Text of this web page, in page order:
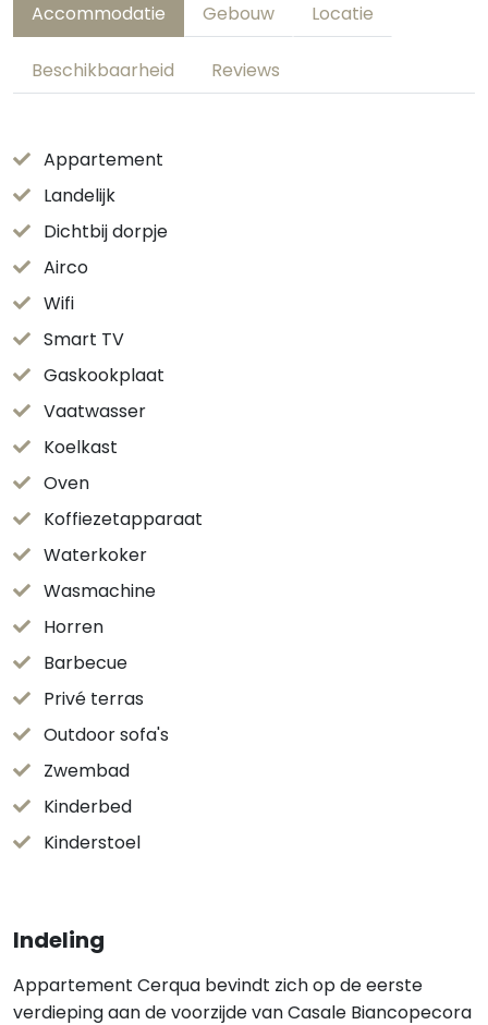
Accommodatie Gebouw Locatie
Beschikbaarheid Reviews
Appartement
Landelijk
Dichtbij dorpje
Airco
Wifi
Smart TV
Gaskookplaat
Vaatwasser
Koelkast
Oven
Koffiezetapparaat
Waterkoker
Wasmachine
Horren
Barbecue
Privé terras
Outdoor sofa's
Zwembad
Kinderbed
Kinderstoel
Indeling
Appartement Cerqua bevindt zich op de eerste
verdieping aan de voorzijde van Casale Biancopecora